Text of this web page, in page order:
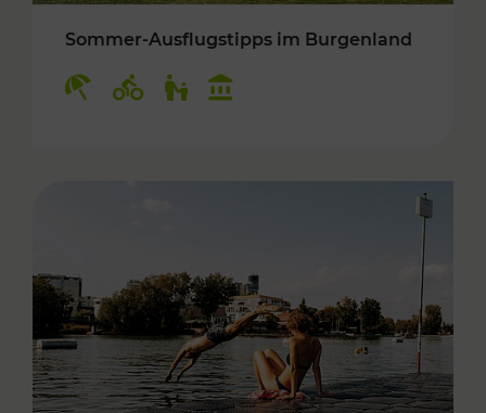
Sommer-Ausflugstipps im Burgenland